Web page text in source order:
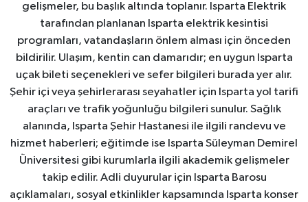
gelişmeler, bu başlık altında toplanır. Isparta Elektrik
tarafından planlanan Isparta elektrik kesintisi
programları, vatandaşların önlem alması için önceden
bildirilir. Ulaşım, kentin can damarıdır; en uygun Isparta
uçak bileti seçenekleri ve sefer bilgileri burada yer alır.
Şehir içi veya şehirlerarası seyahatler için Isparta yol tarifi
araçları ve trafik yoğunluğu bilgileri sunulur. Sağlık
alanında, Isparta Şehir Hastanesi ile ilgili randevu ve
hizmet haberleri; eğitimde ise Isparta Süleyman Demirel
Üniversitesi gibi kurumlarla ilgili akademik gelişmeler
takip edilir. Adli duyurular için Isparta Barosu
açıklamaları, sosyal etkinlikler kapsamında Isparta konser